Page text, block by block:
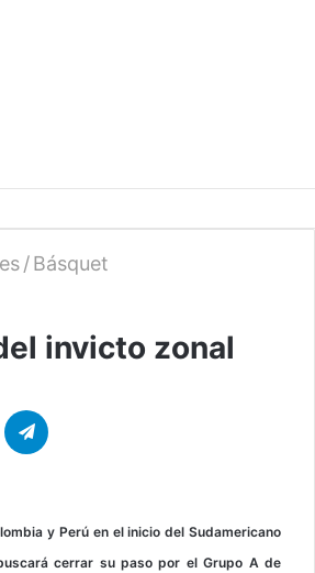
/Básquet
invicto zonal
y Perú en el inicio del Sudamericano
cerrar su paso por el Grupo A de